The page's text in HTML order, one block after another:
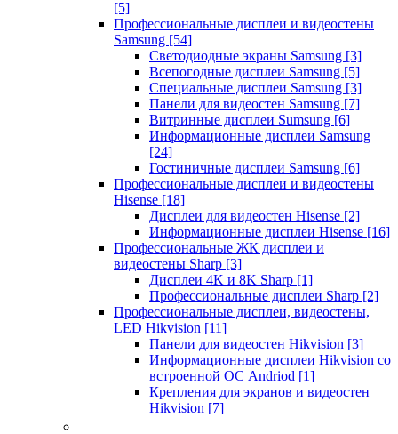
[5]
Профессиональные дисплеи и видеостены
Samsung [54]
Светодиодные экраны Samsung [3]
Всепогодные дисплеи Samsung [5]
Специальные дисплеи Samsung [3]
Панели для видеостен Samsung [7]
Витринные дисплеи Sumsung [6]
Информационные дисплеи Samsung
[24]
Гостиничные дисплеи Samsung [6]
Профессиональные дисплеи и видеостены
Hisense [18]
Дисплеи для видеостен Hisense [2]
Информационные дисплеи Hisense [16]
Профессиональные ЖК дисплеи и
видеостены Sharp [3]
Дисплеи 4K и 8K Sharp [1]
Профессиональные дисплеи Sharp [2]
Профессиональные дисплеи, видеостены,
LED Hikvision [11]
Панели для видеостен Hikvision [3]
Информационные дисплеи Hikvision со
встроенной ОС Andriod [1]
Крепления для экранов и видеостен
Hikvision [7]